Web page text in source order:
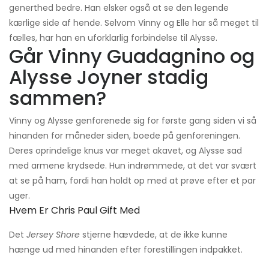
generthed bedre. Han elsker også at se den legende
kærlige side af hende. Selvom Vinny og Elle har så meget til
fælles, har han en uforklarlig forbindelse til Alysse.
Går Vinny Guadagnino og
Alysse Joyner stadig
sammen?
Vinny og Alysse genforenede sig for første gang siden vi så
hinanden for måneder siden, boede på genforeningen.
Deres oprindelige knus var meget akavet, og Alysse sad
med armene krydsede. Hun indrømmede, at det var svært
at se på ham, fordi han holdt op med at prøve efter et par
uger.
Hvem Er Chris Paul Gift Med
Det Jersey Shore stjerne hævdede, at de ikke kunne
hænge ud med hinanden efter forestillingen indpakket.